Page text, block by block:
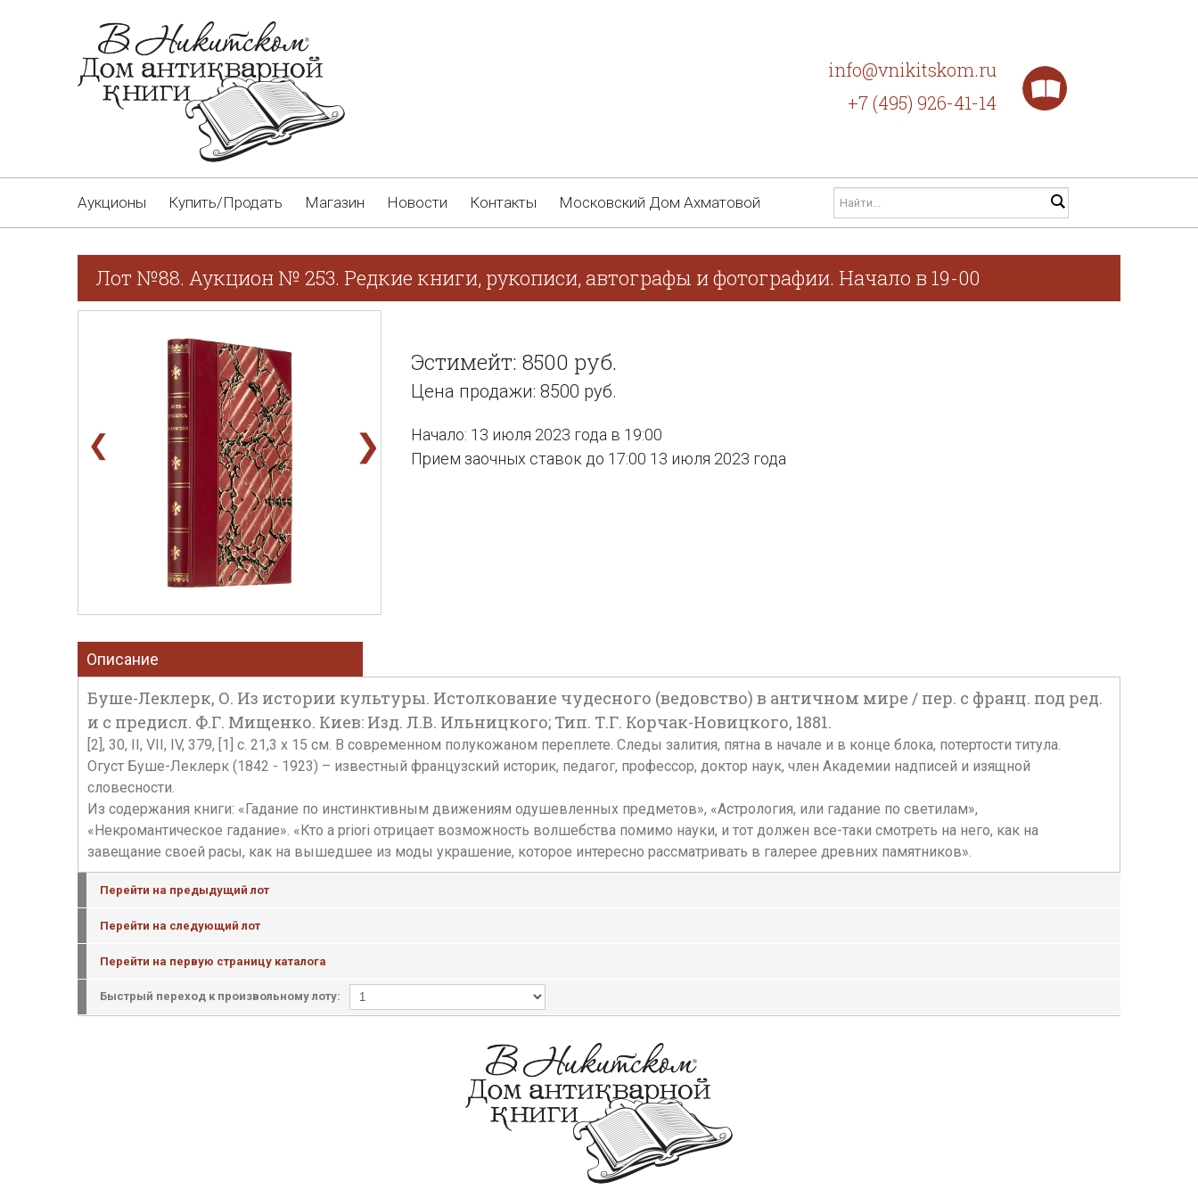
info@vnikitskom.ru
+7 (495) 926-41-14
Аукционы Купить/Продать Магазин Новости Контакты Московский Дом Ахматовой
Лот №88. Аукцион № 253. Редкие книги, рукописи, автографы и фотографии. Начало в 19-00
❮ ❯
Эстимейт: 8500 руб.
Цена продажи: 8500 руб.
Начало: 13 июля 2023 года в 19:00
Прием заочных ставок до 17:00 13 июля 2023 года
Описание
Буше-Леклерк, О. Из истории культуры. Истолкование чудесного (ведовство) в античном мире / пер. с франц. под ред.
и с предисл. Ф.Г. Мищенко. Киев: Изд. Л.В. Ильницкого; Тип. Т.Г. Корчак-Новицкого, 1881.
[2], 30, II, VII, IV, 379, [1] с. 21,3 х 15 см. В современном полукожаном переплете. Следы залития, пятна в начале и в конце блока, потертости титула.
Огуст Буше-Леклерк (1842 - 1923) – известный французский историк, педагог, профессор, доктор наук, член Академии надписей и изящной
словесности.
Из содержания книги: «Гадание по инстинктивным движениям одушевленных предметов», «Астрология, или гадание по светилам»,
«Некромантическое гадание». «Кто a priori отрицает возможность волшебства помимо науки, и тот должен все-таки смотреть на него, как на
завещание своей расы, как на вышедшее из моды украшение, которое интересно рассматривать в галерее древних памятников».
Перейти на предыдущий лот
Перейти на следующий лот
Перейти на первую страницу каталога
Быстрый переход к произвольному лоту: